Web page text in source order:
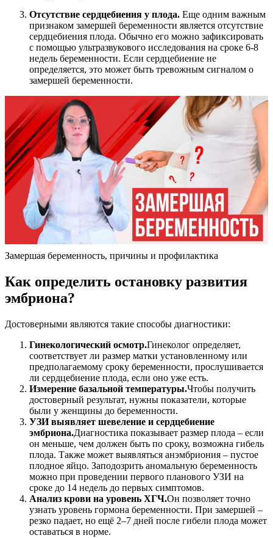
Отсутствие сердцебиения у плода. Еще одним важным
признаком замершей беременности является отсутствие
сердцебиения плода. Обычно его можно зафиксировать
с помощью ультразвукового исследования на сроке 6-8
недель беременности. Если сердцебиение не
определяется, это может быть тревожным сигналом о
замершей беременности.
Замершая беременность, причины и профилактика
Как определить остановку развития
эмбриона?
Достоверными являются такие способы диагностики:
Гинекологический осмотр.Гинеколог определяет,
соответствует ли размер матки установленному или
предполагаемому сроку беременности, прослушивается
ли сердцебиение плода, если оно уже есть.
Измерение базальной температуры.Чтобы получить
достоверный результат, нужны показатели, которые
были у женщины до беременности.
УЗИ выявляет шевеление и сердцебиение
эмбриона.Диагностика показывает размер плода – если
он меньше, чем должен быть по сроку, возможна гибель
плода. Также может выявляться анэмбриония – пустое
плодное яйцо. Заподозрить аномальную беременность
можно при проведении первого планового УЗИ на
сроке до 14 недель до первых симптомов.
Анализ крови на уровень ХГЧ.Он позволяет точно
узнать уровень гормона беременности. При замершей –
резко падает, но ещё 2–7 дней после гибели плода может
оставаться в норме.